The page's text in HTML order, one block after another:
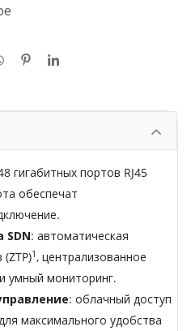
гигабитных портов RJ45
обеспечат
SDN: автоматическая
1, централизованное
умный мониторинг.
: облачный доступ
максимального удобства